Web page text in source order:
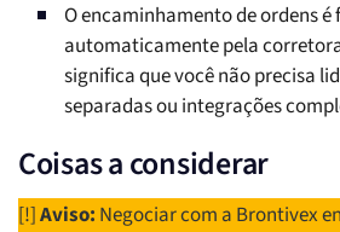
O encaminhamento de ordens é
automaticamente pela
significa que você não precisa
separadas ou integrações
Coisas a considerar
[!]Aviso: Negociar com a Brontivex